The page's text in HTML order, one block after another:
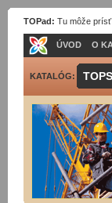
TOPad: Tu môže prísť
ÚVOD O
KATALÓG: